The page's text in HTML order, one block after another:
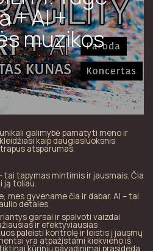
+ AI +
muzikos
galimybė pamatyti meno ir
kaip daugiasluoksnis
atsparumas.
tai tapymas mintimis ir jausmais. Čia
ją toliau.
mes gyvename čia ir dabar. AI – tai
detales.
garsai ir spalvoti vaizdai
ir efektyviausias
paleisti kontrolę ir leistis į jausmų
yra atpažįstami kiekvieno iš
kūrinių pavadinimai prasideda